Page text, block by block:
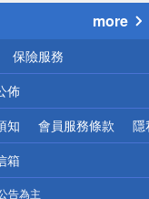
more
保險服務
佈
知 會員服務條款 隱
箱
告為主